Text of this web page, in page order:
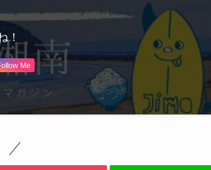
！
Me